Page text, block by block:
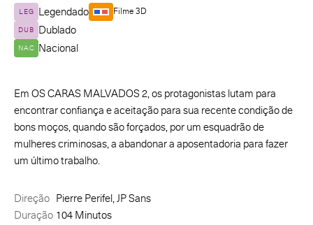
LEG Legendado
DUB Dublado
NAC Nacional
Filme 3D
Em OS CARAS MALVADOS 2, os protagonistas lutam para
encontrar confiança e aceitação para sua recente condição de
bons moços, quando são forçados, por um esquadrão de
mulheres criminosas, a abandonar a aposentadoria para fazer
um último trabalho.
Direção Pierre Perifel, JP Sans
Duração 104 Minutos